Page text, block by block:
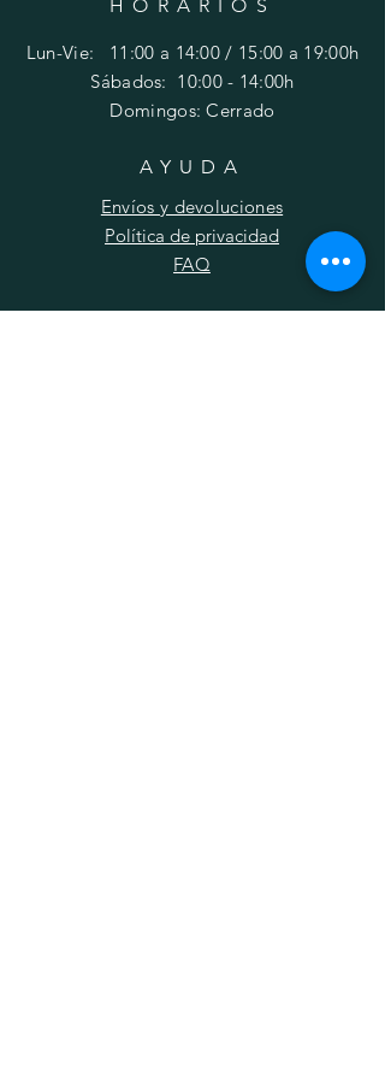
HORARIOS
Lun-Vie: 11:00 a 14:00 / 15:00 a 19:00h
​​Sábados: 10:00 - 14:00h
Domingos: Cerrado
AYUDA
Envíos y devoluciones
Política de privacidad
FAQ